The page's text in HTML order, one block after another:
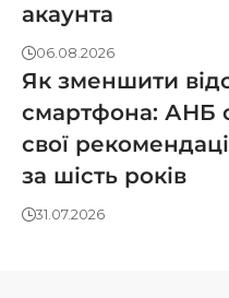
акаунта
06.08.2026
Як зменшити
смартфона: АНБ
свої
за шість років
31.07.2026